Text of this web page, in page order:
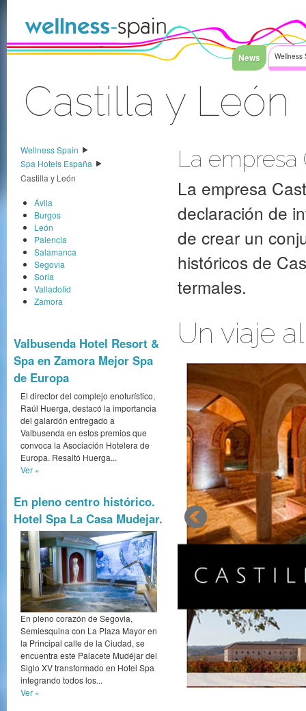
News Wellness
Castilla y León
Wellness Spain
Spa Hotels España
Castilla y León
Ávila
Burgos
León
Palencia
Salamanca
Segovia
Soria
Valladolid
Zamora
Valbusenda Hotel Resort &
Spa en Zamora Mejor Spa
de Europa
El director del complejo enoturístico,
Raúl Huerga, destacó la importancia
del galardón entregado a
Valbusenda en estos premios que
convoca la Asociación Hotelera de
Europa. Resaltó Huerga...
Ver »
En pleno centro histórico.
Hotel Spa La Casa Mudejar.
En pleno corazón de Segovia,
Semiesquina con La Plaza Mayor en
la Principal calle de la Ciudad, se
encuentra este Palacete Mudéjar del
Siglo XV transformado en Hotel Spa
integrando todos los...
Ver »
La empresa
La empresa
declaración de
de crear un
históricos de
termales.
Un viaje